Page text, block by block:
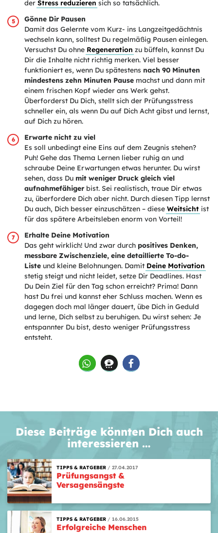
der Stress reduzieren sich so tatsächlich.
Gönne Dir Pausen
Damit das Gelernte vom Kurz- ins Langzeitgedächtnis
wechseln kann, solltest Du regelmäßig Pausen einlegen.
Versuchst Du ohne Regeneration zu büffeln, kannst Du
Dir die Inhalte nicht richtig merken. Viel besser
funktioniert es, wenn Du spätestens nach 90 Minuten
mindestens zehn Minuten Pause machst und dann mit
einem frischen Kopf wieder ans Werk gehst.
Überforderst Du Dich, stellt sich der Prüfungsstress
schneller ein, als wenn Du auf Dich Acht gibst und lernst,
auf Dich zu hören.
Erwarte nicht zu viel
Es soll unbedingt eine Eins auf dem Zeugnis stehen?
Puh! Gehe das Thema Lernen lieber ruhig an und
schraube Deine Erwartungen etwas herunter. Du wirst
sehen, dass Du mit weniger Druck gleich viel
aufnahmefähiger bist. Sei realistisch, traue Dir etwas
zu, überfordere Dich aber nicht. Durch diesen Tipp lernst
Du auch, Dich besser einzuschätzen – diese Weitsicht ist
für das spätere Arbeitsleben enorm von Vorteil!
Erhalte Deine Motivation
Das geht wirklich! Und zwar durch positives Denken,
messbare Zwischenziele, eine detaillierte To-do-
Liste und kleine Belohnungen. Damit Deine Motivation
stetig steigt und nicht leidet, setze Dir Deadlines. Hast
Du Dein Ziel für den Tag schon erreicht? Prima! Dann
hast Du frei und kannst eher Schluss machen. Wenn es
dagegen doch mal länger dauert, übe Dich in Geduld
und lerne, Dich selbst zu beruhigen. Du wirst sehen: Je
entspannter Du bist, desto weniger Prüfungsstress
entsteht.
Diese Beiträge könnten Dich auch
interessieren …
TIPPS & RATGEBER 27.04.2017
Prüfungsangst &
Versagensängste
TIPPS & RATGEBER 16.06.2015
Erfolgreiche Menschen